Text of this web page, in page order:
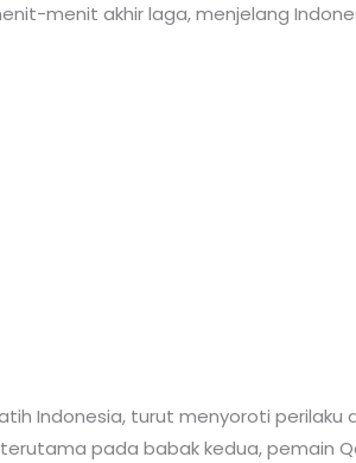
menit akhir laga, menjelang
Indonesia, turut menyoroti
pada babak kedua, pemain